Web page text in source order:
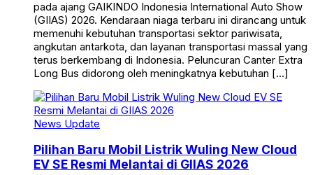
pada ajang GAIKINDO Indonesia International Auto Show
(GIIAS) 2026. Kendaraan niaga terbaru ini dirancang untuk
memenuhi kebutuhan transportasi sektor pariwisata,
angkutan antarkota, dan layanan transportasi massal yang
terus berkembang di Indonesia. Peluncuran Canter Extra
Long Bus didorong oleh meningkatnya kebutuhan […]
News Update
Pilihan Baru Mobil Listrik Wuling New Cloud
EV SE Resmi Melantai di GIIAS 2026